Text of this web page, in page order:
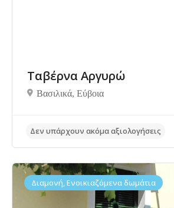
Δεν υπάρχουν ακόμα αξιολογήσεις
Ταβέρνα Αργυρώ
Βασιλικά, Eύβοια
Διαμονή, Ενοικιαζόμενα δωμάτια